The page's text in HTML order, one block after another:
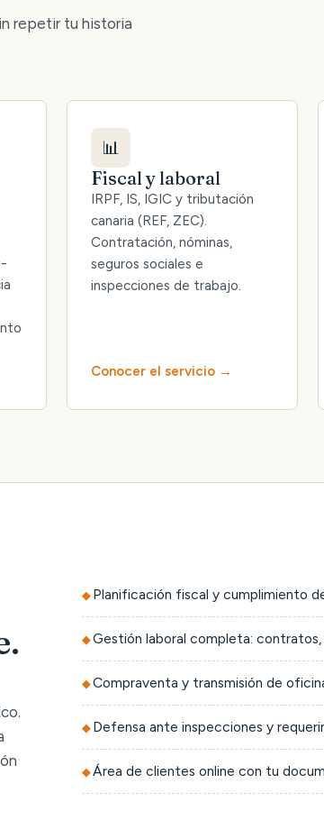
repetir tu historia
📊
Fiscal y laboral
IRPF, IS, IGIC y tributación
canaria (REF, ZEC).
Contratación, nóminas,
seguros sociales e
inspecciones de trabajo.
Conocer el servicio
Planificación fiscal y cumplimiento
Gestión laboral completa: contratos,
Compraventa y transmisión de
Defensa ante inspecciones y
Área de clientes online con tu